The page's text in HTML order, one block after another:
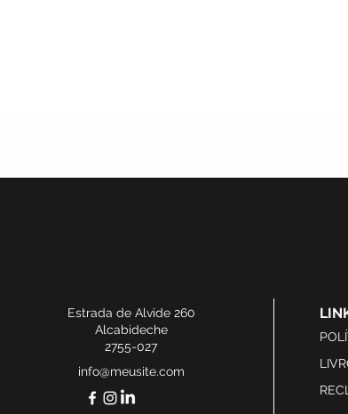
Estrada de Alvide 260
Alcabideche
2755-027
info@meusite.com